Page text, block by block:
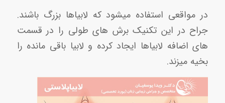
در مواقعی استفاده میشود که لابیاها بزرگ باشند.
جراح در این تکنیک برش های طولی را در قسمت
های اضافه لابیاها ایجاد کرده و لابیا باقی مانده را
بخیه میزند.